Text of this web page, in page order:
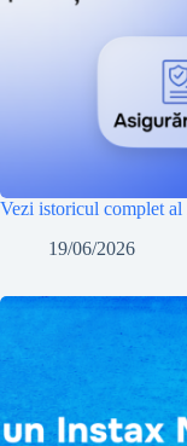
Vezi istoricul complet
19/06/2026